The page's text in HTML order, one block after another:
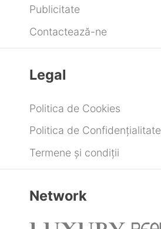
Publicitate
Contactează-ne
Legal
Politica de Cookies
Politica de Confidențialitate
Termene și condiții
Network